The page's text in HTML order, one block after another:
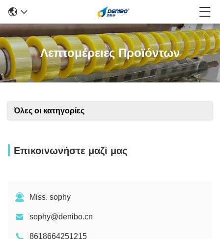
Λεπτομέρειες Προϊόντων
Όλες οι κατηγορίες
Επικοινωνήστε μαζί μας
Miss. sophy
sophy@denibo.cn
8618664251215